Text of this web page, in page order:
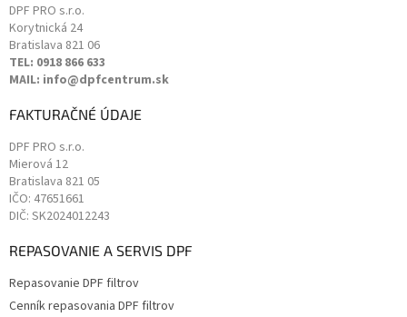
DPF PRO s.r.o.
Korytnická 24
Bratislava 821 06
TEL: 0918 866 633
MAIL: info@dpfcentrum.sk
FAKTURAČNÉ ÚDAJE
DPF PRO s.r.o.
Mierová 12
Bratislava 821 05
IČO: 47651661
DIČ: SK2024012243
REPASOVANIE A SERVIS DPF
Repasovanie DPF filtrov
Cenník repasovania DPF filtrov